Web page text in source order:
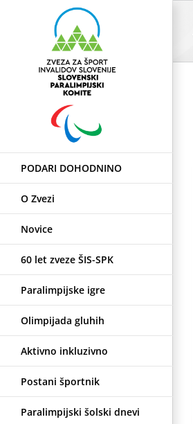
PODARI DOHODNINO
O Zvezi
Novice
60 let zveze ŠIS-SPK
Paralimpijske igre
Olimpijada gluhih
Aktivno inkluzivno
Postani športnik
Paralimpijski šolski dnevi